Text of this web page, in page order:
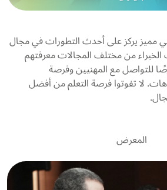
مميز يركز على أحدث التطورات في مجال
من مختلف المجالات معرفتهم
للتواصل مع المهنيين وفرصة
لا تفوتوا فرصة التعلم من أفضل
المعرض